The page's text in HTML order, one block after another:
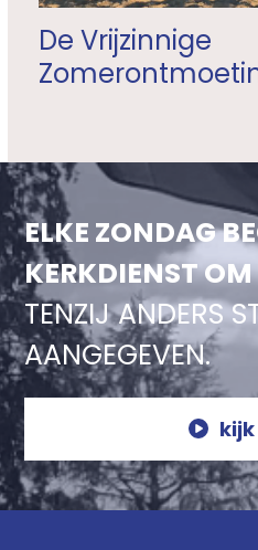
De Vrijzinnige
ELKE ZONDAG
KERKDIENST OM
TENZIJ ANDERS
AANGEGEVEN.